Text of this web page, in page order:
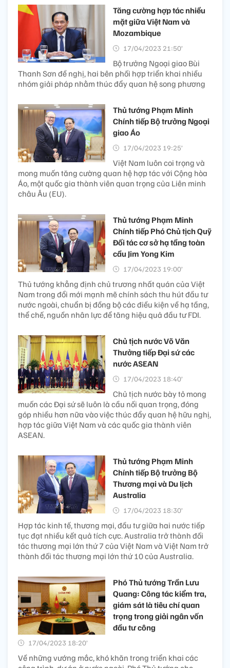
Tăng cường hợp tác nhiều
mặt giữa Việt Nam và
Mozambique
17/04/2023 21:50’
Bộ trưởng Ngoại giao Bùi
Thanh Sơn đề nghị, hai bên phối hợp triển khai nhiều
nhóm giải pháp nhằm thúc đẩy quan hệ song phương
Thủ tướng Phạm Minh
Chính tiếp Bộ trưởng Ngoại
giao Áo
17/04/2023 19:25’
Việt Nam luôn coi trọng và
mong muốn tăng cường quan hệ hợp tác với Cộng hòa
Áo, một quốc gia thành viên quan trọng của Liên minh
châu Âu (EU).
Thủ tướng Phạm Minh
Chính tiếp Phó Chủ tịch Quỹ
Đối tác cơ sở hạ tầng toàn
cầu Jim Yong Kim
17/04/2023 19:00’
Thủ tướng khẳng định chủ trương nhất quán của Việt
Nam trong đổi mới mạnh mẽ chính sách thu hút đầu tư
nước ngoài, chuẩn bị đồng bộ các điều kiện về hạ tầng,
thể chế, nguồn nhân lực để tăng hiệu quả đầu tư FDI.
Chủ tịch nước Võ Văn
Thưởng tiếp Đại sứ các
nước ASEAN
17/04/2023 18:40’
Chủ tịch nước bày tỏ mong
muốn các Đại sứ sẽ luôn là cầu nối quan trọng, đóng
góp nhiều hơn nữa vào việc thúc đẩy quan hệ hữu nghị,
hợp tác giữa Việt Nam và các quốc gia thành viên
ASEAN.
Thủ tướng Phạm Minh
Chính tiếp Bộ trưởng Bộ
Thương mại và Du lịch
Australia
17/04/2023 18:30’
Hợp tác kinh tế, thương mại, đầu tư giữa hai nước tiếp
tục đạt nhiều kết quả tích cực. Australia trở thành đối
tác thương mại lớn thứ 7 của Việt Nam và Việt Nam trở
thành đối tác thương mại lớn thứ 10 của Australia.
Phó Thủ tướng Trần Lưu
Quang: Công tác kiểm tra,
giám sát là tiêu chí quan
trọng trong giải ngân vốn
đầu tư công
17/04/2023 18:20’
Về những vướng mắc, khó khăn trong triển khai các